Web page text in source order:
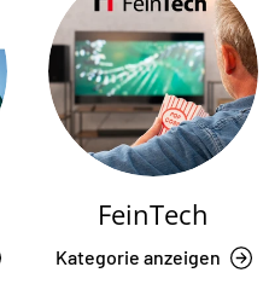
FeinTech
Kategorie anzeigen